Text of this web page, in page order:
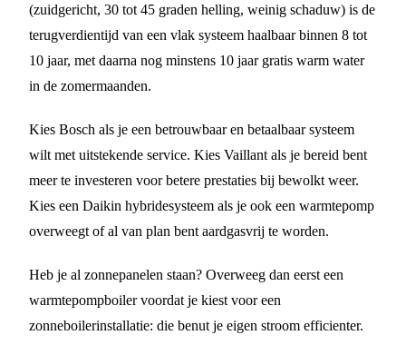
(zuidgericht, 30 tot 45 graden helling, weinig schaduw) is de
terugverdientijd van een vlak systeem haalbaar binnen 8 tot
10 jaar, met daarna nog minstens 10 jaar gratis warm water
in de zomermaanden.
Kies Bosch als je een betrouwbaar en betaalbaar systeem
wilt met uitstekende service. Kies Vaillant als je bereid bent
meer te investeren voor betere prestaties bij bewolkt weer.
Kies een Daikin hybridesysteem als je ook een warmtepomp
overweegt of al van plan bent aardgasvrij te worden.
Heb je al zonnepanelen staan? Overweeg dan eerst een
warmtepompboiler voordat je kiest voor een
zonneboilerinstallatie: die benut je eigen stroom efficienter.